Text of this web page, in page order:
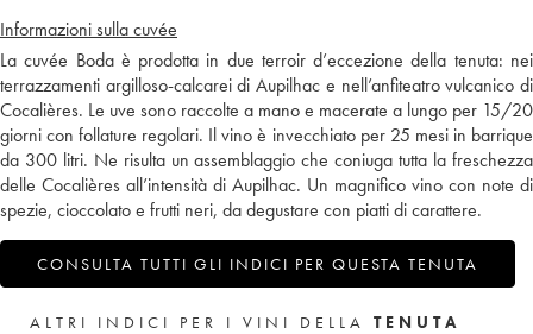
Informazioni sulla cuvée
La cuvée Boda è prodotta in due terroir d’eccezione della tenuta: nei
terrazzamenti argilloso-calcarei di Aupilhac e nell’anfiteatro vulcanico di
Cocalières. Le uve sono raccolte a mano e macerate a lungo per 15/20
giorni con follature regolari. Il vino è invecchiato per 25 mesi in barrique
da 300 litri. Ne risulta un assemblaggio che coniuga tutta la freschezza
delle Cocalières all’intensità di Aupilhac. Un magnifico vino con note di
spezie, cioccolato e frutti neri, da degustare con piatti di carattere.
CONSULTA TUTTI GLI INDICI PER QUESTA TENUTA
ALTRI INDICI PER I VINI DELLA TENUTA